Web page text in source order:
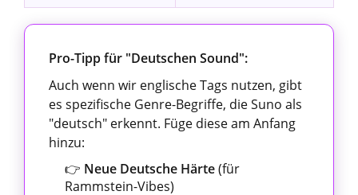
Pro-Tipp für "Deutschen Sound":
Auch wenn wir englische Tags nutzen, gibt
es spezifische Genre-Begriffe, die Suno als
"deutsch" erkennt. Füge diese am Anfang
hinzu:
👉 Neue Deutsche Härte(für
Rammstein-Vibes)